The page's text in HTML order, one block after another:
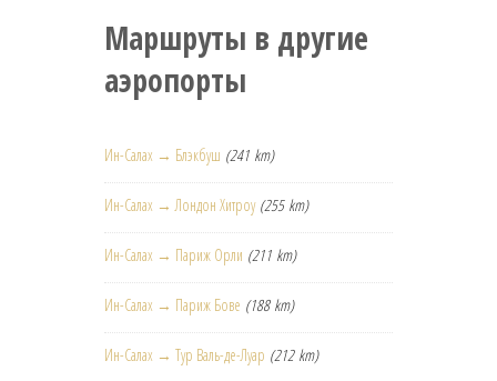
Маршруты в другие
аэропорты
Ин-Салах → Блэкбуш (241 km)
Ин-Салах → Лондон Хитроу (255 km)
Ин-Салах → Париж Орли (211 km)
Ин-Салах → Париж Бове (188 km)
Ин-Салах → Тур Валь-де-Луар (212 km)